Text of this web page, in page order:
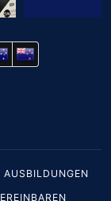
AUSBILDUNGEN